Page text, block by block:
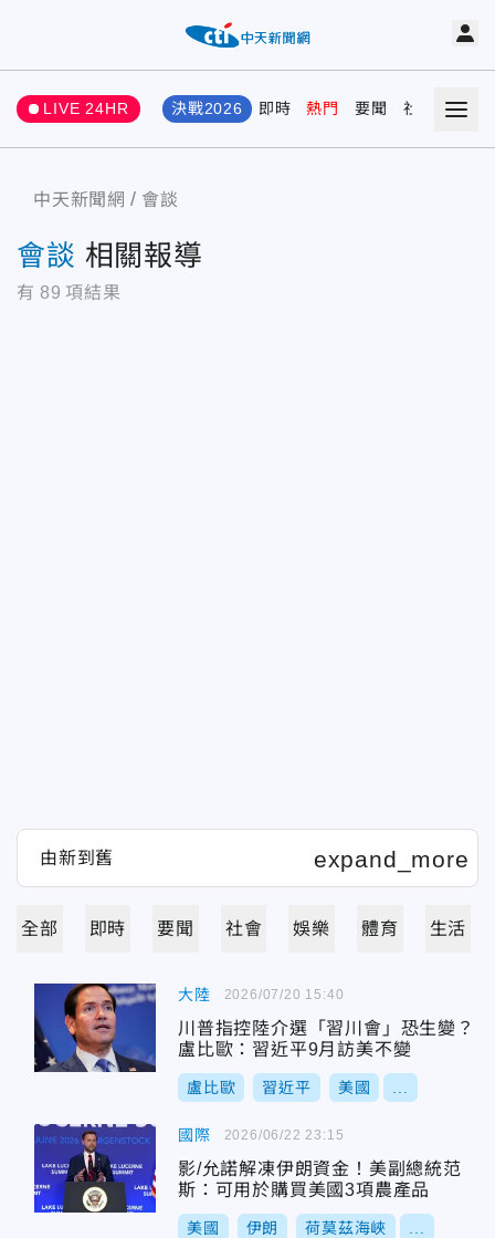
LIVE 24HR 決戰2026 即時 熱門 要聞 社會 娛樂
中天新聞網 會談
會談 相關報導
有 89 項結果
全部 即時 要聞 社會 娛樂 體育 生活
大陸
川普指控陸介選「習川會」恐生變？
盧比歐：習近平9月訪美不變
盧比歐 習近平 美國
2026/07/20 15:40
國際
影/允諾解凍伊朗資金！美副總統范
斯：可用於購買美國3項農產品
美國 伊朗 荷莫茲海峽
2026/06/22 23:15